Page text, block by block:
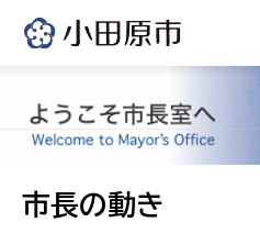
市長の動き